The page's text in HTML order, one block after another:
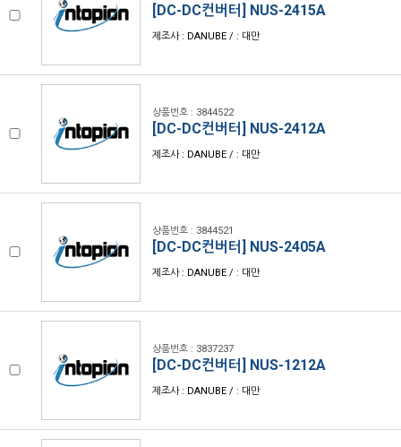
[DC-DC컨버터] NUS-2415A
제조사 : DANUBE / : 대만
상품번호 : 3844522
[DC-DC컨버터] NUS-2412A
제조사 : DANUBE / : 대만
상품번호 : 3844521
[DC-DC컨버터] NUS-2405A
제조사 : DANUBE / : 대만
상품번호 : 3837237
[DC-DC컨버터] NUS-1212A
제조사 : DANUBE / : 대만